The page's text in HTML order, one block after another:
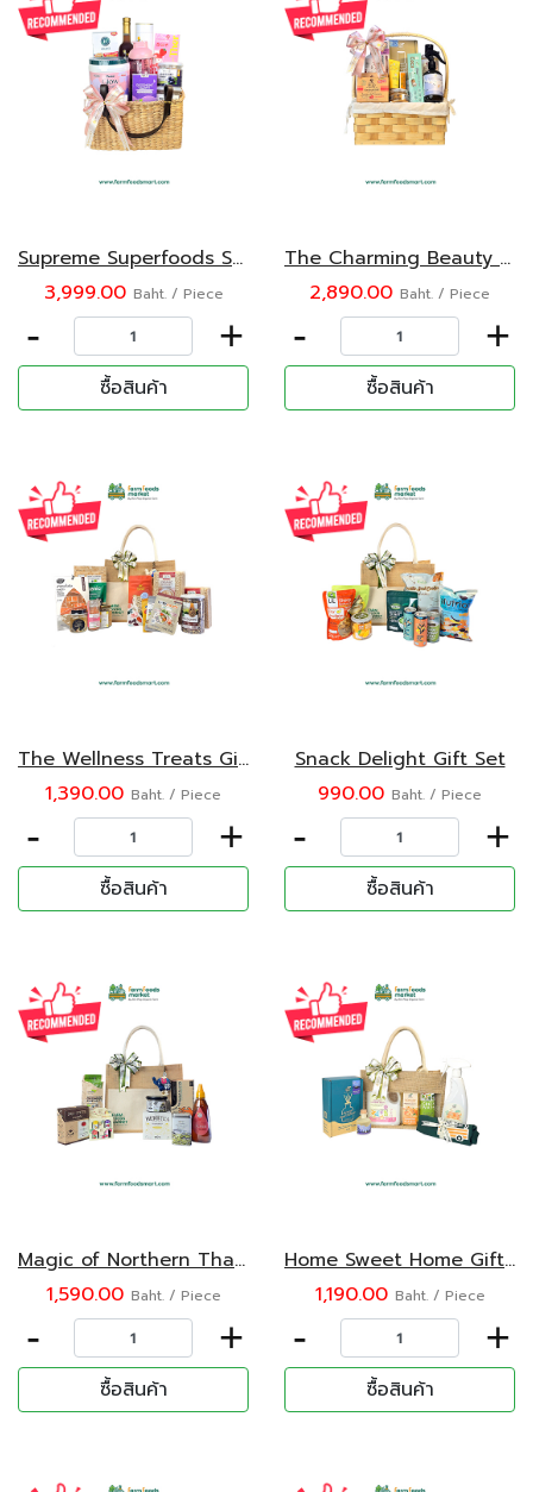
Supreme Superfoods Selection Gift Set
3,999.00 Baht. / Piece
- +
ซื้อสินค้า
The Charming Beauty Collection Gift Set
2,890.00 Baht. / Piece
- +
ซื้อสินค้า
The Wellness Treats Gift Set
1,390.00 Baht. / Piece
- +
ซื้อสินค้า
Snack Delight Gift Set
990.00 Baht. / Piece
- +
ซื้อสินค้า
Magic of Northern Thailand Gift Set
1,590.00 Baht. / Piece
- +
ซื้อสินค้า
Home Sweet Home Gift Set
1,190.00 Baht. / Piece
- +
ซื้อสินค้า